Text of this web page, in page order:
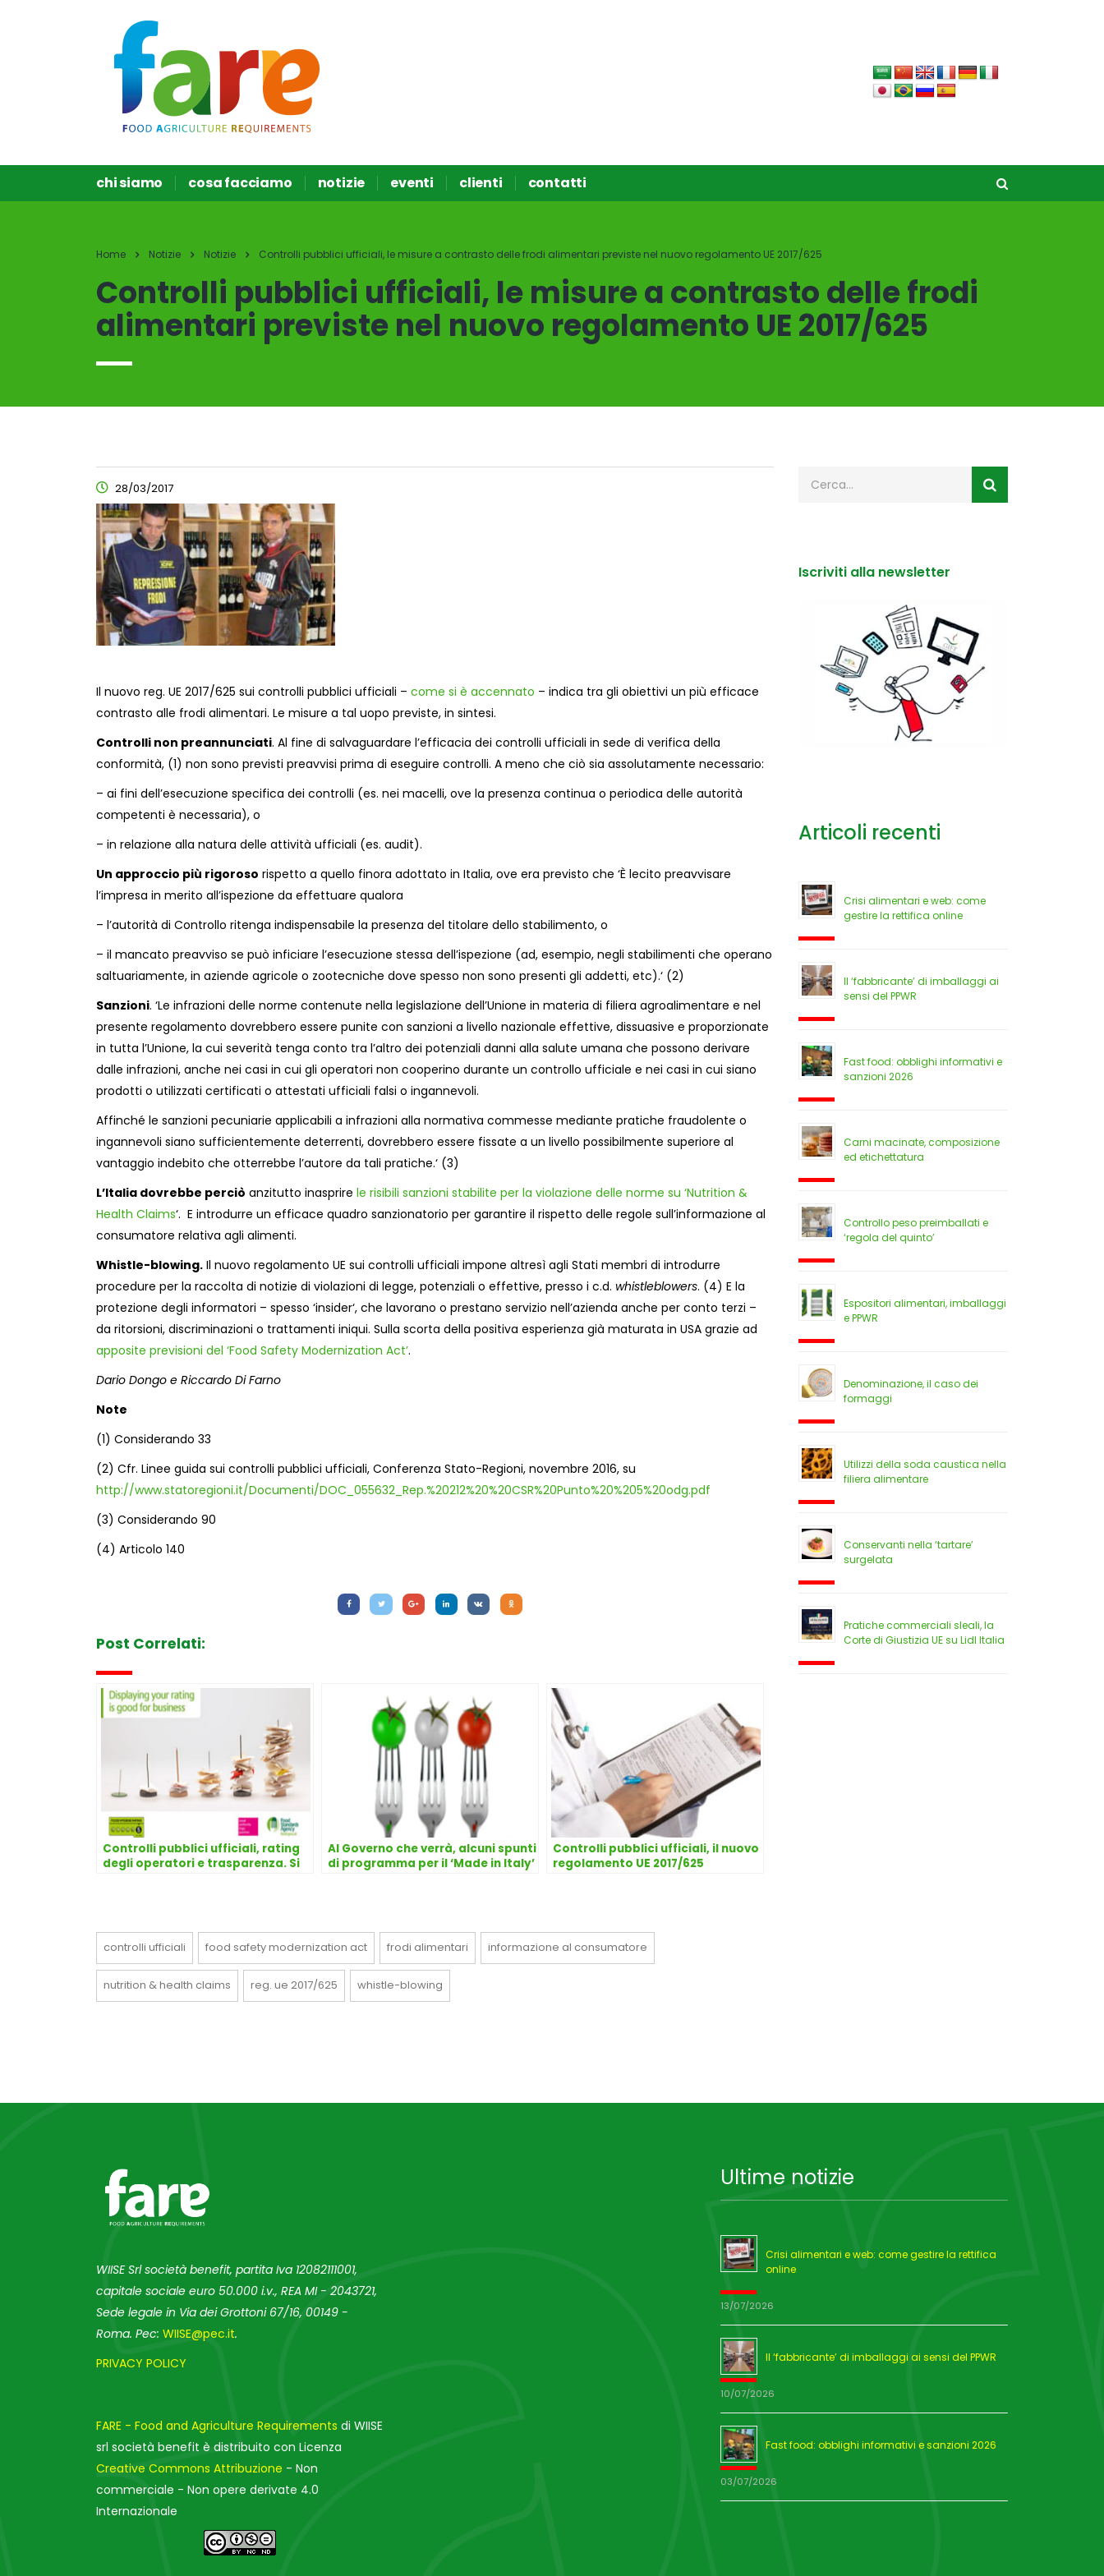
chi siamo cosa facciamo notizie eventi clienti contatti
Home Notizie Notizie Controlli pubblici ufficiali, le misure a contrasto delle frodi alimentari previste nel nuovo regolamento UE 2017/625
Controlli pubblici ufficiali, le misure a contrasto delle frodi
alimentari previste nel nuovo regolamento UE 2017/625
28/03/2017
Il nuovo reg. UE 2017/625 sui controlli pubblici ufficiali – come si è accennato – indica tra gli obiettivi un più efficace
contrasto alle frodi alimentari. Le misure a tal uopo previste, in sintesi.
Controlli non preannunciati. Al fine di salvaguardare l’efficacia dei controlli ufficiali in sede di verifica della
conformità, (1) non sono previsti preavvisi prima di eseguire controlli. A meno che ciò sia assolutamente necessario:
– ai fini dell’esecuzione specifica dei controlli (es. nei macelli, ove la presenza continua o periodica delle autorità
competenti è necessaria), o
– in relazione alla natura delle attività ufficiali (es. audit).
Un approccio più rigoroso rispetto a quello finora adottato in Italia, ove era previsto che ‘È lecito preavvisare
l’impresa in merito all’ispezione da effettuare qualora
– l’autorità di Controllo ritenga indispensabile la presenza del titolare dello stabilimento, o
– il mancato preavviso se può inficiare l’esecuzione stessa dell’ispezione (ad, esempio, negli stabilimenti che operano
saltuariamente, in aziende agricole o zootecniche dove spesso non sono presenti gli addetti, etc).‘ (2)
Sanzioni. ‘Le infrazioni delle norme contenute nella legislazione dell’Unione in materia di filiera agroalimentare e nel
presente regolamento dovrebbero essere punite con sanzioni a livello nazionale effettive, dissuasive e proporzionate
in tutta l’Unione, la cui severità tenga conto tra l’altro dei potenziali danni alla salute umana che possono derivare
dalle infrazioni, anche nei casi in cui gli operatori non cooperino durante un controllo ufficiale e nei casi in cui siano
prodotti o utilizzati certificati o attestati ufficiali falsi o ingannevoli.
Affinché le sanzioni pecuniarie applicabili a infrazioni alla normativa commesse mediante pratiche fraudolente o
ingannevoli siano sufficientemente deterrenti, dovrebbero essere fissate a un livello possibilmente superiore al
vantaggio indebito che otterrebbe l’autore da tali pratiche.‘ (3)
L’Italia dovrebbe perciò anzitutto inasprire le risibili sanzioni stabilite per la violazione delle norme su ‘Nutrition &
Health Claims‘. E introdurre un efficace quadro sanzionatorio per garantire il rispetto delle regole sull’informazione al
consumatore relativa agli alimenti.
Whistle-blowing. Il nuovo regolamento UE sui controlli ufficiali impone altresì agli Stati membri di introdurre
procedure per la raccolta di notizie di violazioni di legge, potenziali o effettive, presso i c.d. whistleblowers. (4) E la
protezione degli informatori – spesso ‘insider‘, che lavorano o prestano servizio nell’azienda anche per conto terzi –
da ritorsioni, discriminazioni o trattamenti iniqui. Sulla scorta della positiva esperienza già maturata in USA grazie ad
apposite previsioni del ‘Food Safety Modernization Act’.
Dario Dongo e Riccardo Di Farno
Note
(1) Considerando 33
(2) Cfr. Linee guida sui controlli pubblici ufficiali, Conferenza Stato-Regioni, novembre 2016, su
http://www.statoregioni.it/Documenti/DOC_055632_Rep.%20212%20%20CSR%20Punto%20%205%20odg.pdf
(3) Considerando 90
(4) Articolo 140
Post Correlati:
Controlli pubblici ufficiali, rating
degli operatori e trasparenza. Si
Al Governo che verrà, alcuni spunti
di programma per il ‘Made in Italy’
Controlli pubblici ufficiali, il nuovo
regolamento UE 2017/625
controlli ufficiali food safety modernization act frodi alimentari informazione al consumatore
nutrition & health claims reg. ue 2017/625 whistle-blowing
Iscriviti alla newsletter
Articoli recenti
Crisi alimentari e web: come
gestire la rettifica online
Il ‘fabbricante’ di imballaggi ai
sensi del PPWR
Fast food: obblighi informativi e
sanzioni 2026
Carni macinate, composizione
ed etichettatura
Controllo peso preimballati e
‘regola del quinto’
Espositori alimentari, imballaggi
e PPWR
Denominazione, il caso dei
formaggi
Utilizzi della soda caustica nella
filiera alimentare
Conservanti nella ‘tartare’
surgelata
Pratiche commerciali sleali, la
Corte di Giustizia UE su Lidl Italia
WIISE Srl società benefit, partita Iva 12082111001,
capitale sociale euro 50.000 i.v., REA MI - 2043721,
Sede legale in Via dei Grottoni 67/16, 00149 -
Roma. Pec: WIISE@pec.it.
PRIVACY POLICY
FARE - Food and Agriculture Requirements di WIISE
srl società benefit è distribuito con Licenza
Creative Commons Attribuzione - Non
commerciale - Non opere derivate 4.0
Internazionale
Ultime notizie
Crisi alimentari e web: come gestire la rettifica
online
13/07/2026
Il ‘fabbricante’ di imballaggi ai sensi del PPWR
10/07/2026
Fast food: obblighi informativi e sanzioni 2026
03/07/2026